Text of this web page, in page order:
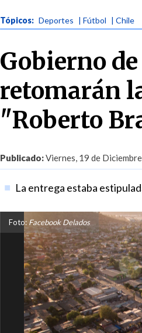
Tópicos: Deportes | Fútbol | Chile
Gobierno
retomarán
"Roberto
Publicado:Viernes, 19 de
La entrega estaba
Foto: Facebook Delados